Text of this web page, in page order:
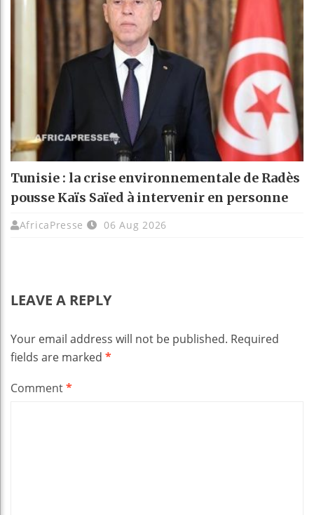
Tunisie : la crise environnementale de Radès
pousse Kaïs Saïed à intervenir en personne
AfricaPresse 06 Aug 2026
LEAVE A REPLY
Your email address will not be published. Required
fields are marked *
Comment*